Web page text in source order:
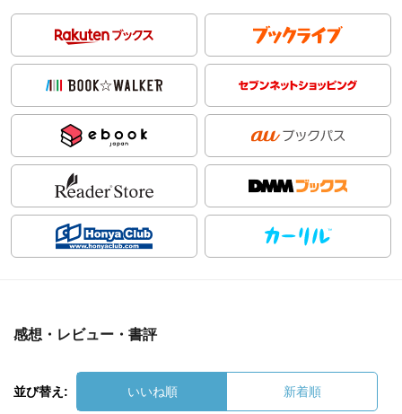
感想・レビュー・書評
並び替え: いいね順 新着順